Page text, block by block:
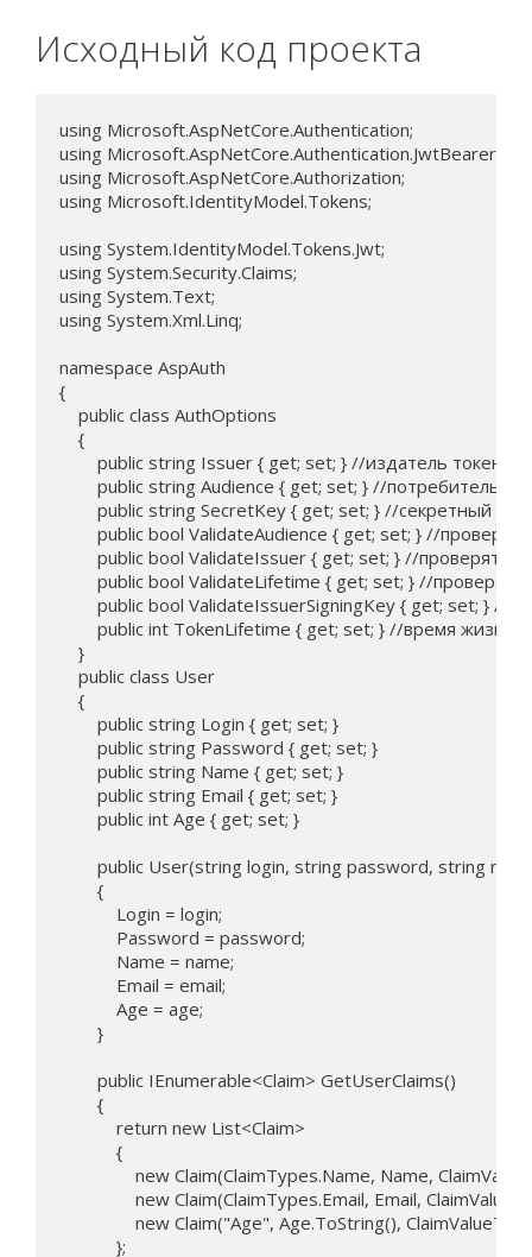
Исходный код проекта
using Microsoft.AspNetCore.Authentication;
using Microsoft.AspNetCore.Authentication.JwtBearer;
using Microsoft.AspNetCore.Authorization;
using Microsoft.IdentityModel.Tokens;
using System.IdentityModel.Tokens.Jwt;
using System.Security.Claims;
using System.Text;
using System.Xml.Linq;
namespace AspAuth
{
    public class AuthOptions
    {
        public string Issuer { get; set; } //издатель токена
public string Audience { get; set; } //потребитель
public string SecretKey { get; set; } //секретный
public bool ValidateAudience { get; set; } //
public bool ValidateIssuer { get; set; } //проверять
public bool ValidateLifetime { get; set; } //
public bool ValidateIssuerSigningKey { get; set; }
public int TokenLifetime { get; set; } //время
    }
    public class User
    {
        public string Login { get; set; }
        public string Password { get; set; }
        public string Name { get; set; }
        public string Email { get; set; }
        public int Age { get; set; }
public User(string login, string password, string
        {
            Login = login;
            Password = password;
            Name = name;
            Email = email;
            Age = age;
        }
        public IEnumerable<Claim> GetUserClaims()
        {
            return new List<Claim>
            {
new Claim(ClaimTypes.Name, Name,
new Claim(ClaimTypes.Email, Email,
new Claim("Age", Age.ToString(),
            };